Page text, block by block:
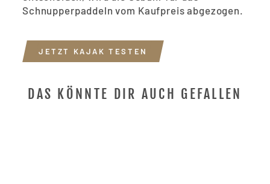
Schnupperpaddeln vom Kaufpreis abgezogen.
JETZT KAJAK TESTEN
DAS KÖNNTE DIR AUCH GEFALLEN
und Ihre zuvor gespeicherten Artikel
Login